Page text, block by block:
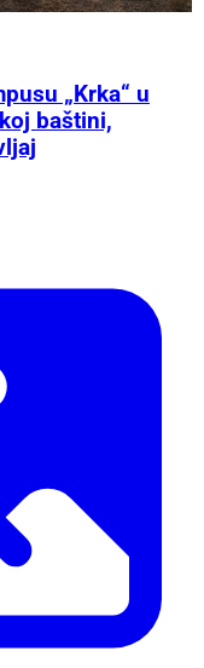
„Krka“ u
baštini,